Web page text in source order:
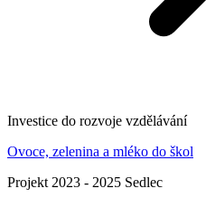
Investice do rozvoje vzdělávání
Ovoce, zelenina a mléko do škol
Projekt 2023 - 2025 Sedlec